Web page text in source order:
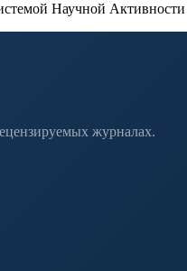
Научной
журналах.